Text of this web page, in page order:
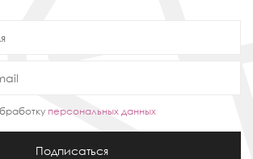
персональных данных
Подписаться